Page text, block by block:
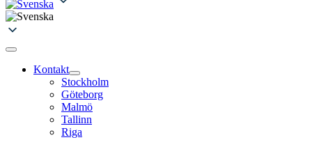
Kontakt
Stockholm
Göteborg
Malmö
Tallinn
Riga